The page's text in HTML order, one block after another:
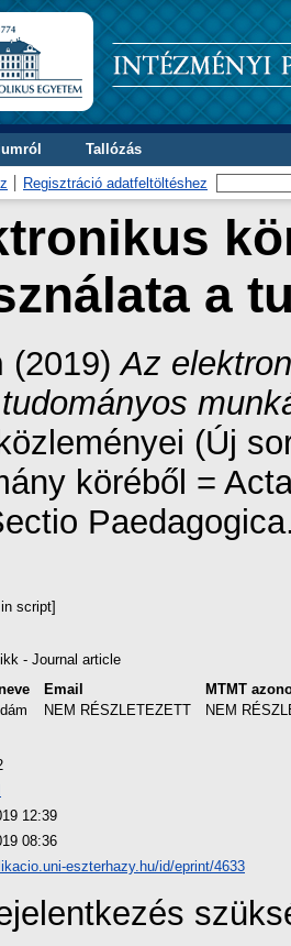
Tallózás
Regisztráció adatfeltöltéshez
a
(2019)Az
(Új
köréből =
script]
- Journal article
Email
MTMT
NEM RÉSZLETEZETT
NEM
12:39
08:36
eszterhazy.hu/id/eprint/4633